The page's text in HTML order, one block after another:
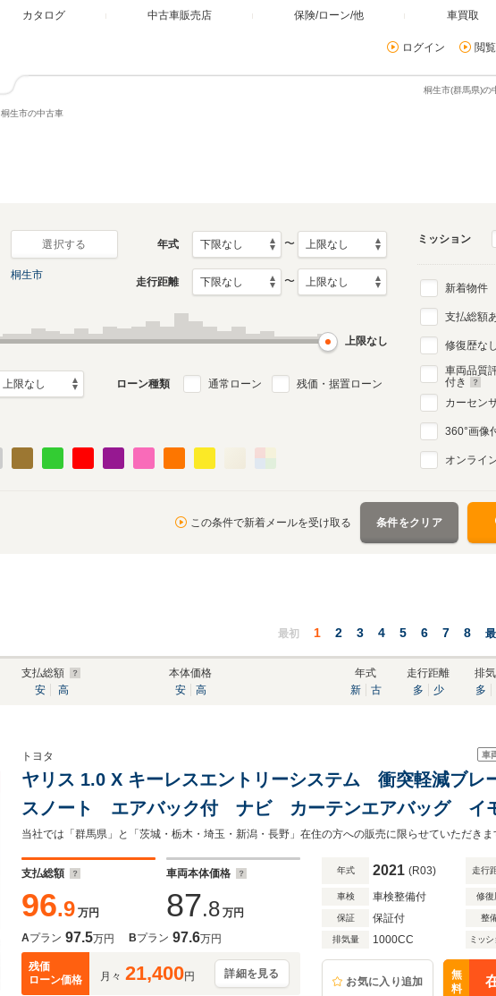
カタログ 中古車販売店 保険/ローン/他 車買取
ログイン 閲
桐生市(群馬県)の
桐生市の中古車
選択する 年式 〜
桐生市
走行距離 〜
上限なし
ローン種類 通常ローン 残価・据置ローン
ミッション
新着物件
支払総額
修復歴なし
車両品質
付き
カーセン
360°画像
オンライ
この条件で新着メールを受け取る 条件をクリア
最初 1 2 3 4 5 6 7 8
支払総額
安
高
本体価格
安
高
年式
新
古
走行距離
多
少
排
多
車
トヨタ
ヤリス 1.0 X キーレスエントリーシステム 衝突軽減ブ
スノート エアバック付 ナビ カーテンエアバッグ イ
ETC付 横滑防止装置 スマートキーシステム メモリナ
ドウ
当社では「群馬県」と「茨城・栃木・埼玉・新潟・長野」在住の方への販売に限らせていただきま
支払総額
96.9 万円
車両本体価格
87.8 万円
Aプラン 97.5万円 Bプラン 97.6万円
残価
ローン価格
月々 21,400円 詳細を見る
年式 2021 (R03) 走行
車検 車検整備付 修復
保証 保証付 整
排気量 1000CC ミッシ
お気に入り追加
無
料